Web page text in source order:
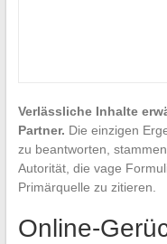
Verlässliche Inhalte
Partner. Die einzigen
zu beantworten,
Autorität, die vage
Primärquelle zu zitieren.
Online-